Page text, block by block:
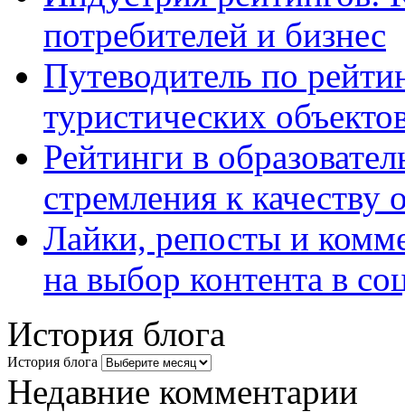
потребителей и бизнес
Путеводитель по
туристических
Рейтинги в
стремления к качеству
Лайки, репосты и
на выбор контента в
История блога
История блога
Недавние комментарии